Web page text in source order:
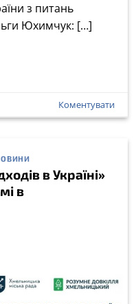
з питань
Юхимчук: […]
Коментувати
в Україні»
в